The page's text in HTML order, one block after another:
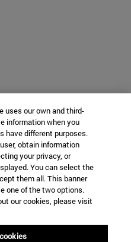
uses our own and third-
information when you
have different purposes.
obtain information
your privacy, or
You can select the
them all. This banner
one of the two options.
our cookies, please visit